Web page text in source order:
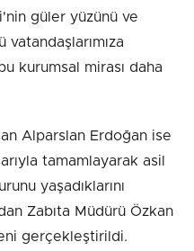
güler yüzünü ve
kurumsal mirası daha
Alparslan Erdoğan ise
tamamlayarak asil
yaşadıklarını
Zabıta Müdürü Özkan
gerçekleştirildi.